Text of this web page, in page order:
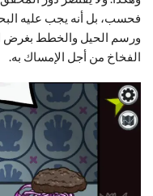
فحسب، بل أنه يجب عليه
ورسم الحيل والخطط بغرض
الفخاخ من أجل الإمساك به.